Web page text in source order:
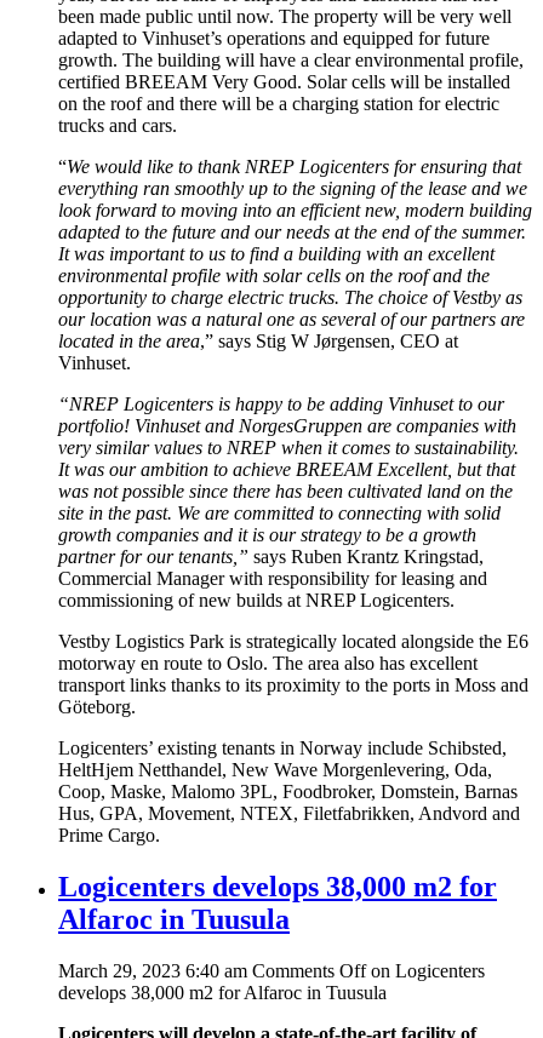
been made public until now. The property will be very well
adapted to Vinhuset’s operations and equipped for future
growth. The building will have a clear environmental profile,
certified BREEAM Very Good. Solar cells will be installed
on the roof and there will be a charging station for electric
trucks and cars.
“We would like to thank NREP Logicenters for ensuring that
everything ran smoothly up to the signing of the lease and we
look forward to moving into an efficient new, modern building
adapted to the future and our needs at the end of the summer.
It was important to us to find a building with an excellent
environmental profile with solar cells on the roof and the
opportunity to charge electric trucks. The choice of Vestby as
our location was a natural one as several of our partners are
located in the area,” says Stig W Jørgensen, CEO at
Vinhuset.
“NREP Logicenters is happy to be adding Vinhuset to our
portfolio! Vinhuset and NorgesGruppen are companies with
very similar values to NREP when it comes to sustainability.
It was our ambition to achieve BREEAM Excellent, but that
was not possible since there has been cultivated land on the
site in the past. We are committed to connecting with solid
growth companies and it is our strategy to be a growth
partner for our tenants,” says Ruben Krantz Kringstad,
Commercial Manager with responsibility for leasing and
commissioning of new builds at NREP Logicenters.
Vestby Logistics Park is strategically located alongside the E6
motorway en route to Oslo. The area also has excellent
transport links thanks to its proximity to the ports in Moss and
Göteborg.
Logicenters’ existing tenants in Norway include Schibsted,
HeltHjem Netthandel, New Wave Morgenlevering, Oda,
Coop, Maske, Malomo 3PL, Foodbroker, Domstein, Barnas
Hus, GPA, Movement, NTEX, Filetfabrikken, Andvord and
Prime Cargo.
Logicenters develops 38,000 m2 for
Alfaroc in Tuusula
March 29, 2023 6:40 am Comments Offon Logicenters
develops 38,000 m2 for Alfaroc in Tuusula